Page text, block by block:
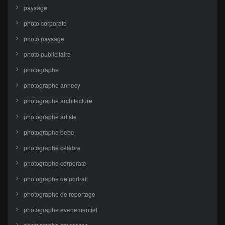
paysage
photo corporate
photo paysage
photo publicitaire
photographe
photographe annecy
photographe architecture
photographe artiste
photographe bebe
photographe célèbre
photographe corporate
photographe de portrait
photographe de reportage
photographe evenementiel